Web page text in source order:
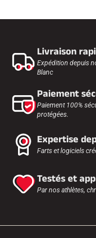
Livraison
Expédition depuis
Blanc
Paiement
Paiement 100%
protégées.
Expertise
Farts et logiciels
Testés et
Par nos athlètes,